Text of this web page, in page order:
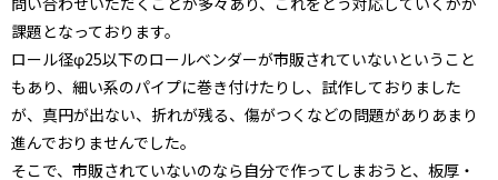
課題となっております。
ロール径φ25以下のロールベンダーが市販されていないということ
もあり、細い系のパイプに巻き付けたりし、試作しておりました
が、真円が出ない、折れが残る、傷がつくなどの問題がありあまり
進んでおりませんでした。
そこで、市販されていないのなら自分で作ってしまおうと、板厚・